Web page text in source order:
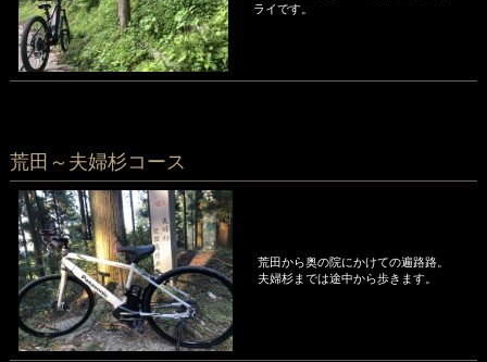
ライです。
荒田～夫婦杉コース
荒田から奥の院にかけての遍路路。
夫婦杉までは途中から歩きます。